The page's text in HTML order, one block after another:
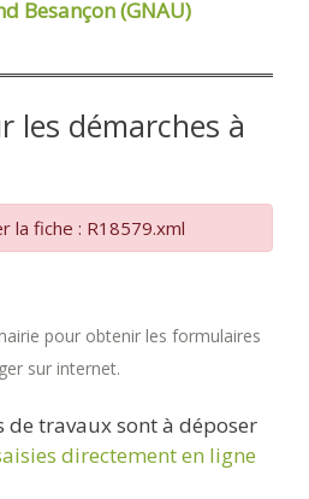
Besançon (GNAU)
les démarches à
la fiche : R18579.xml
pour obtenir les formulaires
sur internet.
de travaux sont à déposer
directement en ligne